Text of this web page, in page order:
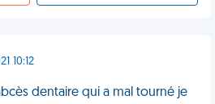
10:12
dentaire qui a mal tourné je